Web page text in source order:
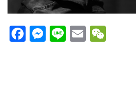
Facebook
Messenger
LineEmail